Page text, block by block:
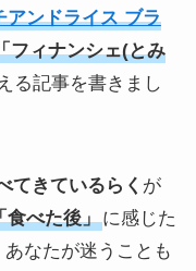
アンドライス ブラ
フィナンシェ(とみ
る記事を書きまし
てきているらく が
食べた後」に感じた
なたが迷うことも